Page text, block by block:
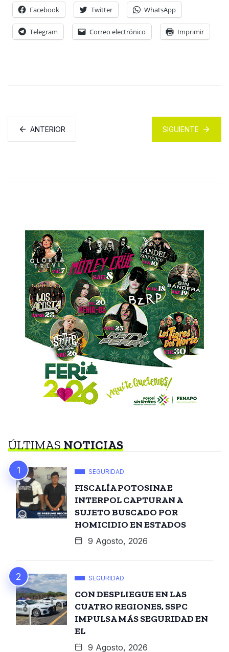
Facebook Twitter WhatsApp
Telegram Correo electrónico Imprimir
ANTERIOR SIGUIENTE
ÚLTIMASNOTICIAS
SEGURIDAD
FISCALÍA POTOSINA E
INTERPOL CAPTURAN A
SUJETO BUSCADO POR
HOMICIDIO EN ESTADOS
9 Agosto, 2026
SEGURIDAD
CON DESPLIEGUE EN LAS
CUATRO REGIONES, SSPC
IMPULSA MÁS SEGURIDAD EN
EL
9 Agosto, 2026